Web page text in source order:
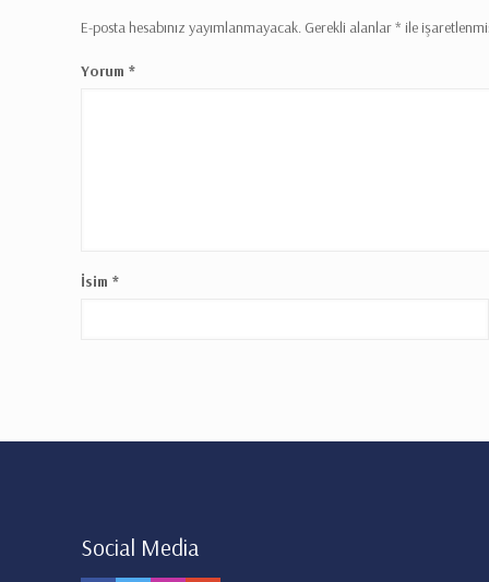
E-posta hesabınız yayımlanmayacak. Gerekli alanlar* ile
Yorum*
İsim*
Social Media